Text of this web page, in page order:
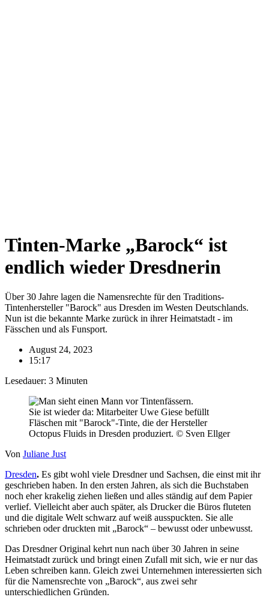
Tinten-Marke „Barock“ ist
endlich wieder Dresdnerin
Über 30 Jahre lagen die Namensrechte für den Traditions-
Tintenhersteller "Barock" aus Dresden im Westen Deutschlands.
Nun ist die bekannte Marke zurück in ihrer Heimatstadt - im
Fässchen und als Funsport.
August 24, 2023
15:17
Lesedauer: 3 Minuten
Sie ist wieder da: Mitarbeiter Uwe Giese befüllt
Fläschen mit "Barock"-Tinte, die der Hersteller
Octopus Fluids in Dresden produziert. © Sven Ellger
Von Juliane Just
Dresden. Es gibt wohl viele Dresdner und Sachsen, die einst mit ihr
geschrieben haben. In den ersten Jahren, als sich die Buchstaben
noch eher krakelig ziehen ließen und alles ständig auf dem Papier
verlief. Vielleicht aber auch später, als Drucker die Büros fluteten
und die digitale Welt schwarz auf weiß ausspuckten. Sie alle
schrieben oder druckten mit „Barock“ – bewusst oder unbewusst.
Das Dresdner Original kehrt nun nach über 30 Jahren in seine
Heimatstadt zurück und bringt einen Zufall mit sich, wie er nur das
Leben schreiben kann. Gleich zwei Unternehmen interessierten sich
für die Namensrechte von „Barock“, aus zwei sehr
unterschiedlichen Gründen.